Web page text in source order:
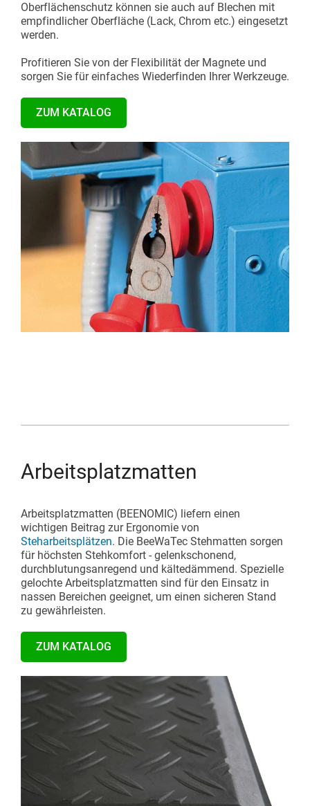
Oberflächenschutz können sie auch auf Blechen mit
empfindlicher Oberfläche (Lack, Chrom etc.) eingesetzt
werden.
Profitieren Sie von der Flexibilität der Magnete und
sorgen Sie für einfaches Wiederfinden Ihrer Werkzeuge.
ZUM KATALOG
Arbeitsplatzmatten
Arbeitsplatzmatten (BEENOMIC) liefern einen
wichtigen Beitrag zur Ergonomie von
Steharbeitsplätzen. Die BeeWaTec Stehmatten sorgen
für höchsten Stehkomfort - gelenkschonend,
durchblutungsanregend und kältedämmend. Spezielle
gelochte Arbeitsplatzmatten sind für den Einsatz in
nassen Bereichen geeignet, um einen sicheren Stand
zu gewährleisten.
ZUM KATALOG